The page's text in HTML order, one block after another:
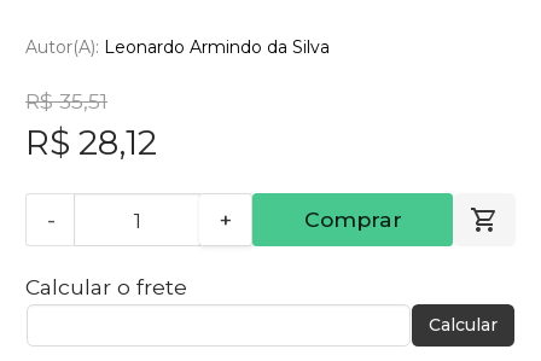
Autor(a): Leonardo Armindo da Silva
R$ 35,51
R$ 28,12
- + Comprar
Calcular o frete
Calcular